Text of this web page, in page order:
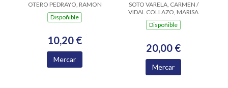
OTERO PEDRAYO, RAMON
Dispoñible
10,20 €
Mercar
ENCONTRO CON
PILAR WIRTZ
MOLEZUN
SOTO VARELA, CARMEN /
VIDAL COLLAZO, MARISA
Dispoñible
20,00 €
Mercar